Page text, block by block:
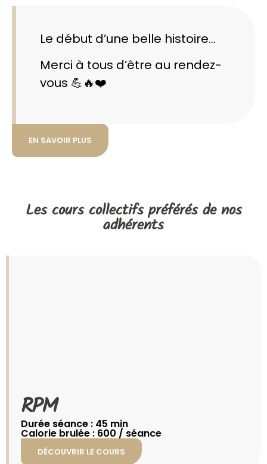
Le début d’une belle histoire…
Merci à tous d’être au rendez-
vous 💪🔥❤️
EN SAVOIR PLUS
Les cours collectifs préférés de nos
adhérents
RPM​
Durée séance : 45 min
Calorie brulée : 600 / séance
DÉCOUVRIR LE COURS